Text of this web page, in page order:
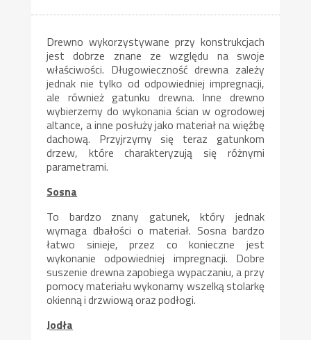
Drewno wykorzystywane przy konstrukcjach
jest dobrze znane ze względu na swoje
właściwości. Długowieczność drewna zależy
jednak nie tylko od odpowiedniej impregnacji,
ale również gatunku drewna. Inne drewno
wybierzemy do wykonania ścian w ogrodowej
altance, a inne posłuży jako materiał na więźbę
dachową. Przyjrzymy się teraz gatunkom
drzew, które charakteryzują się różnymi
parametrami.
Sosna
To bardzo znany gatunek, który jednak
wymaga dbałości o materiał. Sosna bardzo
łatwo sinieje, przez co konieczne jest
wykonanie odpowiedniej impregnacji. Dobre
suszenie drewna zapobiega wypaczaniu, a przy
pomocy materiału wykonamy wszelką stolarkę
okienną i drzwiową oraz podłogi.
Jodła